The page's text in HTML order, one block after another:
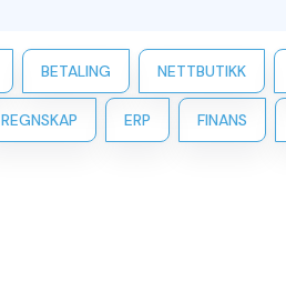
BETALING NETTBUTIKK
REGNSKAP ERP FINANS